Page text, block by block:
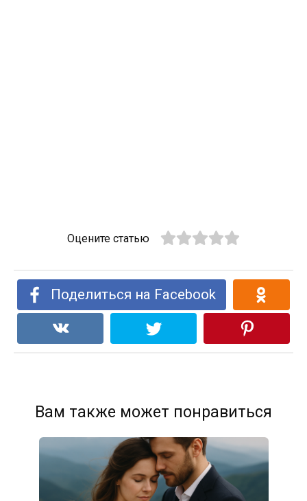
Оцените статью
Поделиться на Facebook
Вам также может понравиться